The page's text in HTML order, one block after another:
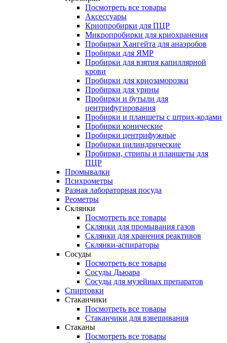
Посмотреть все товары
Аксессуары
Криопробирки для ПЦР
Микропробирки для криохранения
Пробирки Хангейта для анаэробов
Пробирки для ЯМР
Пробирки для взятия капиллярной
крови
Пробирки для криозаморозки
Пробирки для урины
Пробирки и бутыли для
центрифугирования
Пробирки и планшеты с штрих-кодами
Пробирки конические
Пробирки центрифужные
Пробирки цилиндрические
Пробирки, стрипы и планшеты для
ПЦР
Промывалки
Психрометры
Разная лабораторная посуда
Реометры
Склянки
Посмотреть все товары
Склянки для промывания газов
Склянки для хранения реактивов
Склянки-аспираторы
Сосуды
Посмотреть все товары
Сосуды Дьюара
Сосуды для музейных препаратов
Спиртовки
Стаканчики
Посмотреть все товары
Стаканчики для взвешивания
Стаканы
Посмотреть все товары